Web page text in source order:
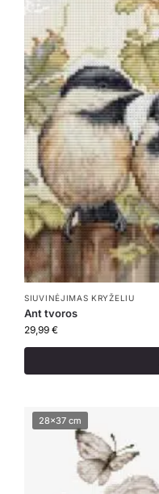
SIUVINĖJIMAS KRYŽELIU
Ant tvoros
29,99 €
28x37 cm
28x37 cm